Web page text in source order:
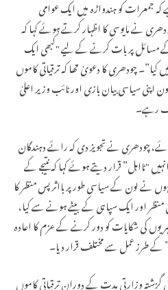
کو ہندواڑہ میں ایک عوامی
نے مایوسی کا اظہار کرتے ہوئے کہا کہ
پر بات کرنے کے لیے "کبھی ایک
چودھری کا دعویٰ تھا کہ ترقیاتی کاموں
سیاسی بیان بازی اور نائب وزیر اعلیٰ
چودھری نے تجویز دی کہ رائے دہندگان
قرار دیتے ہوئے کہا کہ نتیجے کے
نے لون کے سیاسی طور پر بااثر پس منظر کا
اور ایک سپاہی کے بیٹے ہونے سے کیا،
کی شکایات کو دور کرنے کے عزم کا اعادہ
طرز عمل سے مختلف قرار دیا۔
وزارتی مدت کے دوران ترقیاتی کاموں